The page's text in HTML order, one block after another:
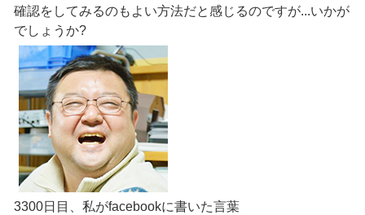
確認をしてみるのもよい方法だと感じるのですが...いかが
でしょうか?
3300日目、私がfacebookに書いた言葉